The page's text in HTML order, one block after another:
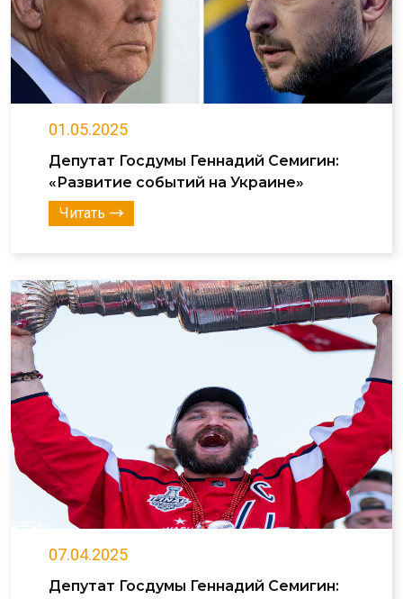
01.05.2025
Депутат Госдумы Геннадий Семигин:
«Развитие событий на Украине»
Читать
07.04.2025
Депутат Госдумы Геннадий Семигин: